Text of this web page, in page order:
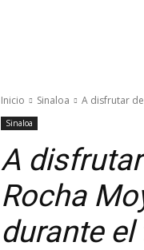
Inicio Sinaloa A disfrutar
Sinaloa
A
Rocha
durante